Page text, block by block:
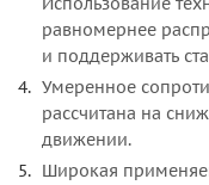
равномернее
и поддерживать
Умеренное
рассчитана на
движении.
Широкая